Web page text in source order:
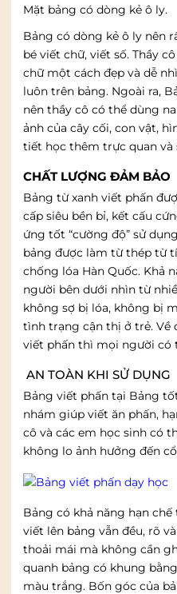
Mặt bảng có dòng kẻ ô ly.
Bảng có dòng kẻ ô ly nên
bé viết chữ, viết số. Thầy
chữ một cách đẹp và dễ
luôn trên bảng. Ngoài ra,
nên thầy cô có thể dùng
ảnh của cây cối, con vật,
tiết học thêm trực quan và
CHẤT LƯỢNG ĐẢM BẢO
Bảng từ xanh viết phấn
cấp siêu bền bỉ, kết cấu
ứng tốt “cường độ” sử
bảng được làm từ thép từ
chống lóa Hàn Quốc. Khả
người bên dưới nhìn từ
không sợ bị lóa, không bị
tình trạng cận thị ở trẻ. Về
viết phấn thì mọi người có
AN TOÀN KHI SỬ DỤNG
Bảng viết phấn tại Bảng
nhám giúp viết ăn phấn,
cô và các em học sinh có
không lo ảnh hưởng đến
Bảng có khả năng hạn
viết lên bảng vẫn đều, rõ
thoải mái mà không cần
quanh bảng có khung
màu trắng. Bốn góc của